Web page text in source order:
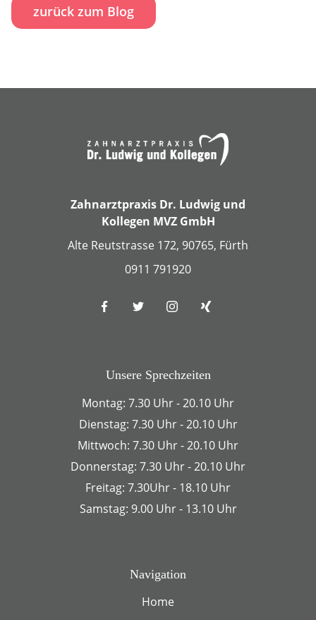
zurück zum Blog
Zahnarztpraxis Dr. Ludwig und
Kollegen MVZ GmbH
Alte Reutstrasse 172, 90765, Fürth
0911 791920
Unsere Sprechzeiten
Montag: 7.30 Uhr - 20.10 Uhr
Dienstag: 7.30 Uhr - 20.10 Uhr
Mittwoch: 7.30 Uhr - 20.10 Uhr
Donnerstag: 7.30 Uhr - 20.10 Uhr
Freitag: 7.30Uhr - 18.10 Uhr
Samstag: 9.00 Uhr - 13.10 Uhr
Navigation
Home